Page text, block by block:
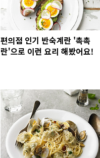
편의점 인기 반숙계란 '촉촉
란'으로 이런 요리 해봤어요!